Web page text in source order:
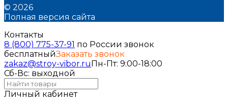
© 2026
Полная версия сайта
Контакты
8 (800) 775-37-91 по России звонок
бесплатныйЗаказать звонок
zakaz@stroy-vibor.ruПн-Пт: 9:00-18:00
Сб-Вс: выходной
Личный кабинет